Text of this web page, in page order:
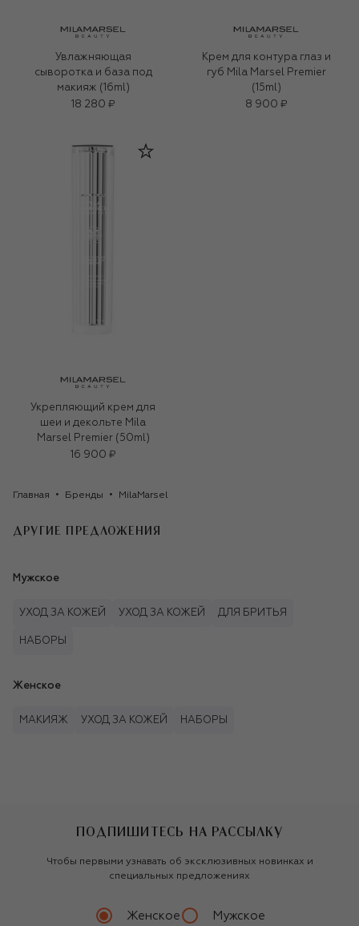
Увлажняющая
сыворотка и база под
макияж (16ml)
18 280 ₽
Крем для контура глаз и
губ Mila Marsel Premier
(15ml)
8 900 ₽
Укрепляющий крем для
шеи и декольте Mila
Marsel Premier (50ml)
16 900 ₽
Главная Бренды MilaMarsel
ДРУГИЕ ПРЕДЛОЖЕНИЯ
Мужское
УХОД ЗА КОЖЕЙ УХОД ЗА КОЖЕЙ ДЛЯ БРИТЬЯ
НАБОРЫ
Женское
МАКИЯЖ УХОД ЗА КОЖЕЙ НАБОРЫ
ПОДПИШИТЕСЬ НА РАССЫЛКУ
Чтобы первыми узнавать об эксклюзивных новинках и
специальных предложениях
Женское Мужское